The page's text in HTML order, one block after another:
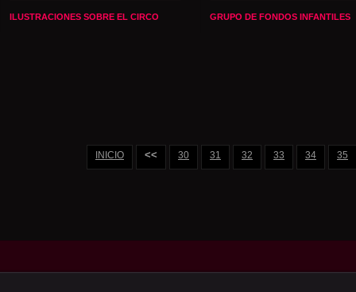
ILUSTRACIONES SOBRE EL CIRCO GRUPO DE FONDOS INFANTILES
INICIO << 30 31 32 33 34 35